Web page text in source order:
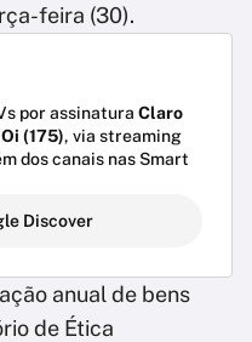
feira (30).
por assinatura Claro
Oi (175), via streaming
dos canais nas Smart
Discover
anual de bens
de Ética